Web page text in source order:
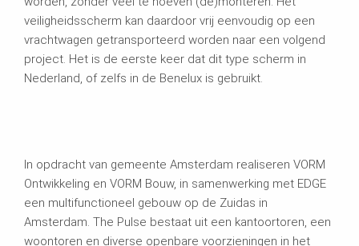
veiligheidsscherm kan daardoor vrij eenvoudig op een
vrachtwagen getransporteerd worden naar een volgend
project. Het is de eerste keer dat dit type scherm in
Nederland, of zelfs in de Benelux is gebruikt.
In opdracht van gemeente Amsterdam realiseren VORM
Ontwikkeling en VORM Bouw, in samenwerking met EDGE
een multifunctioneel gebouw op de Zuidas in
Amsterdam. The Pulse bestaat uit een kantoortoren, een
woontoren en diverse openbare voorzieningen in het